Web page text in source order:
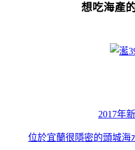
想吃海產
2017年
位於宜蘭很隱密的頭城海